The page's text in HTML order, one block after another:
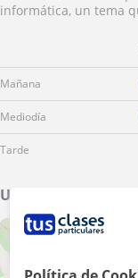
informática, un tema
Mañana
Mediodía
Tarde
Ubicación de mis
+ −